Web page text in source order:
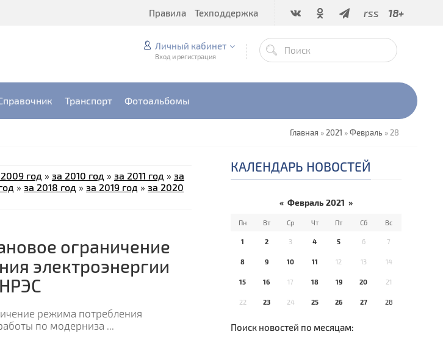
rss 18+
Правила Техподдержка
Личный кабинет
Вход и регистрация
Транспорт Фотоальбомы
Главная » 2021 »Февраль » 28
год » за 2010 год » за 2011 год » за
» за 2018 год » за 2019 год » за 2020
ограничение
электроэнергии
режима потребления
по модерниза ...
КАЛЕНДАРЬ НОВОСТЕЙ
« Февраль 2021 »
Пн Вт Ср Чт Пт Сб Вс
1 2 3 4 5 6 7
8 9 10 11 12 13 14
15 16 17 18 19 20 21
22 23 24 25 26 27 28
Поиск новостей по месяцам: